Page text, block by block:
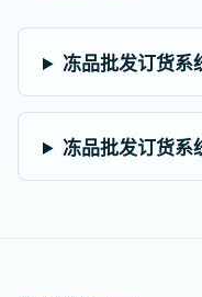
冻品批发订货系
冻品批发订货系